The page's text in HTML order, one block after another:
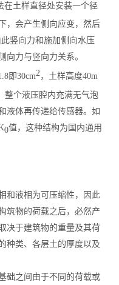
在土样直径处安装一个径
，会产生侧向应变，然后
竖向力和施加侧向水压
向力与竖向力关系。
即30cm2，土样高度40m
整个液压腔内充满无气泡
液体再传递给传感器。如
0值，这种结构为国内通用
和液相为可压缩性，因此
筑物的荷载之后，必然产
决于建筑物的重量及其荷
种类、各层土的厚度以及
础之间由于不同的荷载或